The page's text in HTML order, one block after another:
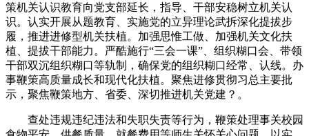
策机关认识教育向党支部延长，指导、干部安稳树立机关认
识。认实开展从题教育、实施党的立异理论武拆深化提拔步
履，推进进修型机关扶植。加强思惟工做、加强机关文化扶
植、提拔干部能力。严酷施行“三会一课”、组织糊口会、带领
干部双沉组织糊口等轨制，确保党的组织糊口经常、认线。办
事鞭策高质量成长和现代化扶植。聚焦进修贯彻习总主要批
示，聚焦鞭策地方、省委、深切推进机关党建？。
查处违规违纪违法和失职失责等行为，鞭策处理事关校园